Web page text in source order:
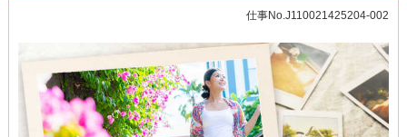
仕事No.J110021425204-002